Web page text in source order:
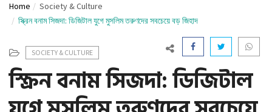
g
l
N
a
v
i
Home
Society & Culture
স্ক্রিন বনাম সিজদা: ডিজিটাল যুগে মুসলিম তরুণদের সবচেয়ে বড় জিহাদ
SOCIETY & CULTURE
স্ক্রিন বনাম সিজদা: ডিজিটাল